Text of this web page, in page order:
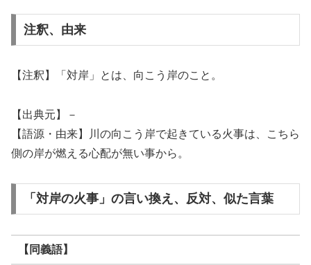
注釈、由来
【注釈】「対岸」とは、向こう岸のこと。
【出典元】－
【語源・由来】川の向こう岸で起きている火事は、こちら
側の岸が燃える心配が無い事から。
「対岸の火事」の言い換え、反対、似た言葉
【同義語】